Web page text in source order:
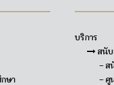
ษา
บริการ
สนั
– ส
– ศู